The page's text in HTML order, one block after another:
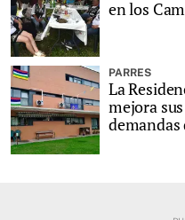
en los
PARRES
La
mejora
demandas